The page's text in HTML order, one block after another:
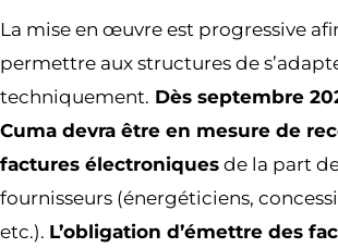
La mise en œuvre est progressive
permettre aux structures de
techniquement. Dès septembre
Cuma devra être en mesure de
factures électroniques de la part
fournisseurs (énergéticiens,
etc.). L’obligation d’émettre des